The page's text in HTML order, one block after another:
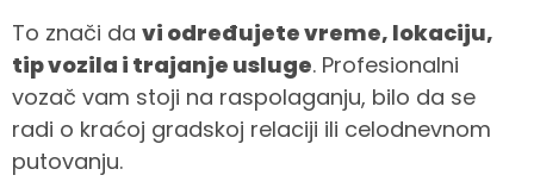
To znači da vi određujete vreme, lokaciju,
tip vozila i trajanje usluge. Profesionalni
vozač vam stoji na raspolaganju, bilo da se
radi o kraćoj gradskoj relaciji ili celodnevnom
putovanju.